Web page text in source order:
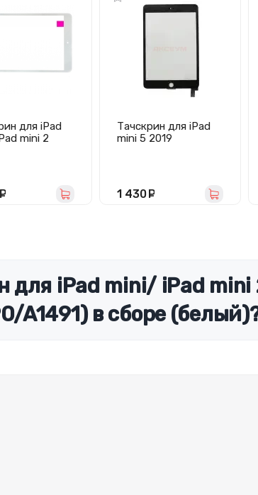
для iPad
mini 2
(белый) -
руб.
Тачскрин для iPad
mini 5 2019
1 430 руб.
для iPad mini/ iPad mini
A1491) в сборе